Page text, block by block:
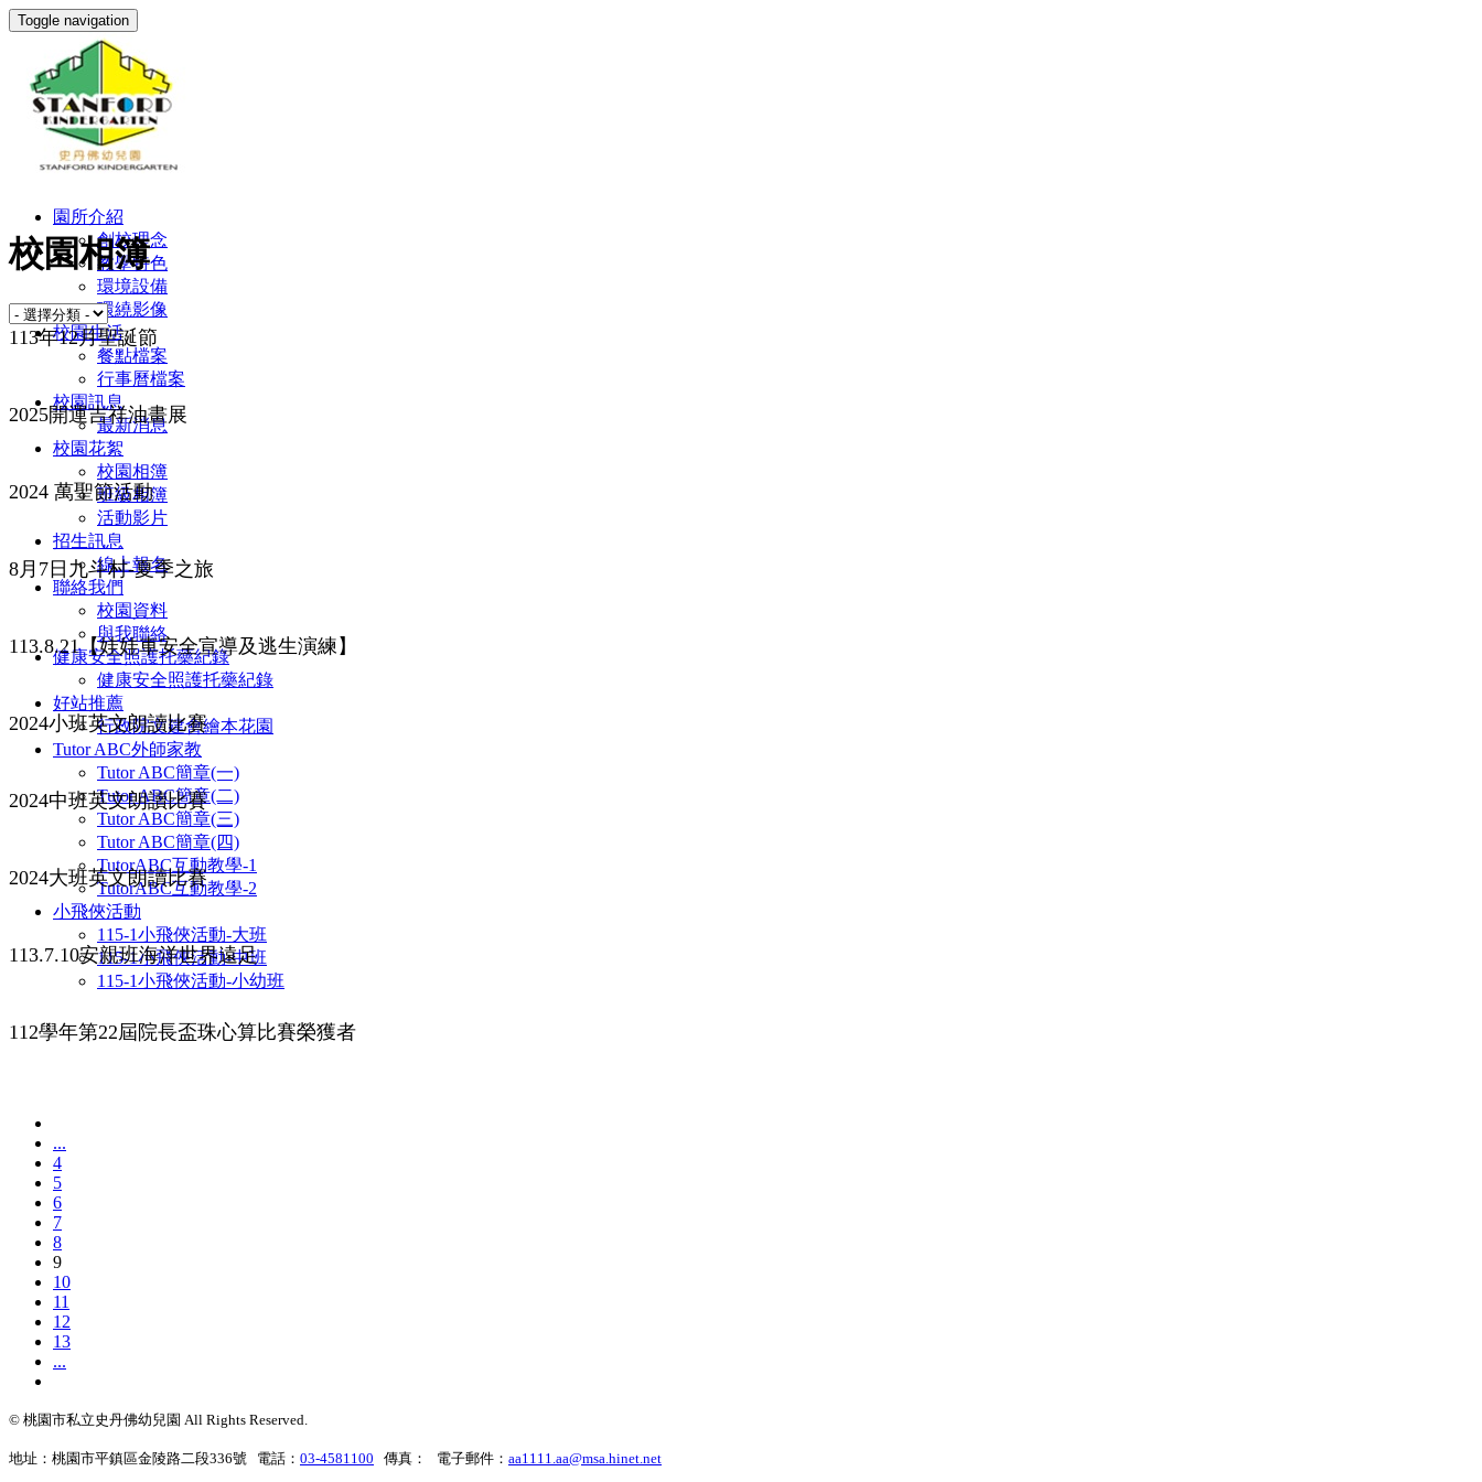
Toggle navigation
園所介紹
創校理念
教學特色
環境設備
環繞影像
校園生活
餐點檔案
行事曆檔案
校園訊息
最新消息
校園花絮
校園相簿
班級相簿
活動影片
招生訊息
線上報名
聯絡我們
校園資料
與我聯絡
健康安全照護托藥紀錄
健康安全照護托藥紀錄
好站推薦
行政院文建會繪本花園
Tutor ABC外師家教
Tutor ABC簡章(一)
Tutor ABC簡章(二)
Tutor ABC簡章(三)
Tutor ABC簡章(四)
TutorABC互動教學-1
TutorABC互動教學-2
小飛俠活動
115-1小飛俠活動-大班
115-1小飛俠活動-中班
115-1小飛俠活動-小幼班
校園相簿
113年12月聖誕節
2025開運吉祥油畫展
2024 萬聖節活動
8月7日九斗村-夏季之旅
113.8.21【娃娃車安全宣導及逃生演練】
2024小班英文朗讀比賽
2024中班英文朗讀比賽
2024大班英文朗讀比賽
113.7.10安親班海洋世界遠足
112學年第22屆院長盃珠心算比賽榮獲者
...
4
5
6
7
8
9
10
11
12
13
...
© 桃園市私立史丹佛幼兒園 All Rights Reserved.
地址：桃園市平鎮區金陵路二段336號 電話： 03-4581100 傳真： 電子郵件： aa1111.aa@msa.hinet.net